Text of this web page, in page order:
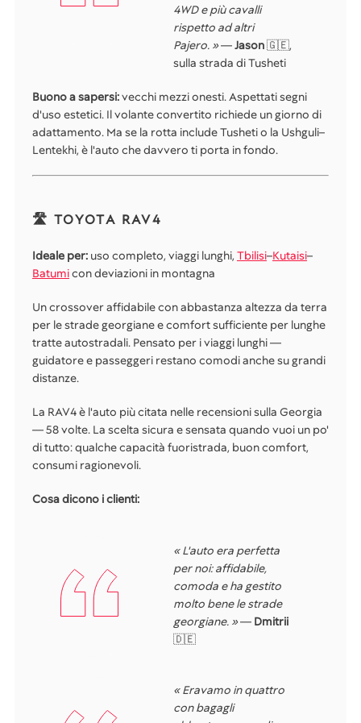
4WD e più cavalli
rispetto ad altri
Pajero. »—Jason🇬🇪,
sulla strada di Tusheti
Buono a sapersi:vecchi mezzi onesti. Aspettati segni
d'uso estetici. Il volante convertito richiede un giorno di
adattamento. Ma se la rotta include Tusheti o la Ushguli–
Lentekhi, è l'auto che davvero ti porta in fondo.
🛣️ TOYOTA RAV4
Ideale per: uso completo, viaggi lunghi, Tbilisi–Kutaisi–
Batumicon deviazioni in montagna
Un crossover affidabile con abbastanza altezza da terra
per le strade georgiane e comfort sufficiente per lunghe
tratte autostradali. Pensato per i viaggi lunghi —
guidatore e passeggeri restano comodi anche su grandi
distanze.
La RAV4 è l'auto più citata nelle recensioni sulla Georgia
— 58 volte. La scelta sicura e sensata quando vuoi un po'
di tutto: qualche capacità fuoristrada, buon comfort,
consumi ragionevoli.
Cosa dicono i clienti:
« L'auto era perfetta
per noi: affidabile,
comoda e ha gestito
molto bene le strade
georgiane. »— Dmitrii
🇩🇪
« Eravamo in quattro
con bagagli